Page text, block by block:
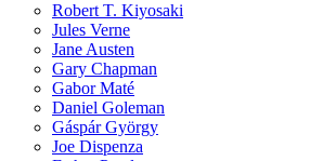
Robert T. Kiyosaki
Jules Verne
Jane Austen
Gary Chapman
Gabor Maté
Daniel Goleman
Gáspár György
Joe Dispenza